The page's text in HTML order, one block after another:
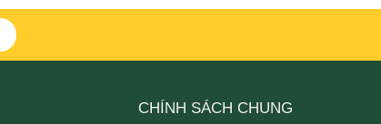
CHÍNH SÁCH CHUNG